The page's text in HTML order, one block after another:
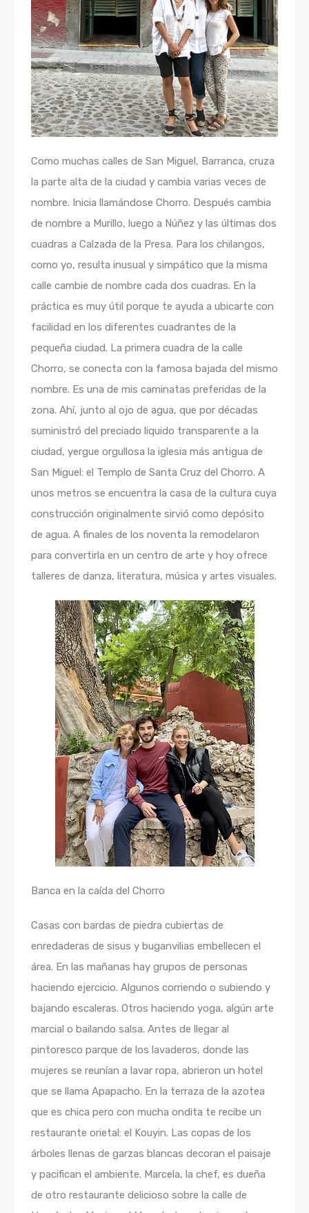
Como muchas calles de San Miguel, Barranca, cruza
la parte alta de la ciudad y cambia varias veces de
nombre. Inicia llamándose Chorro. Después cambia
de nombre a Murillo, luego a Núñez y las últimas dos
cuadras a Calzada de la Presa. Para los chilangos,
como yo, resulta inusual y simpático que la misma
calle cambie de nombre cada dos cuadras. En la
práctica es muy útil porque te ayuda a ubicarte con
facilidad en los diferentes cuadrantes de la
pequeña ciudad. La primera cuadra de la calle
Chorro, se conecta con la famosa bajada del mismo
nombre. Es una de mis caminatas preferidas de la
zona. Ahí, junto al ojo de agua, que por décadas
suministró del preciado liquido transparente a la
ciudad, yergue orgullosa la iglesia más antigua de
San Miguel: el Templo de Santa Cruz del Chorro. A
unos metros se encuentra la casa de la cultura cuya
construcción originalmente sirvió como depósito
de agua. A finales de los noventa la remodelaron
para convertirla en un centro de arte y hoy ofrece
talleres de danza, literatura, música y artes visuales.
Banca en la caída del Chorro
Casas con bardas de piedra cubiertas de
enredaderas de sisus y buganvilias embellecen el
área. En las mañanas hay grupos de personas
haciendo ejercicio. Algunos corriendo o subiendo y
bajando escaleras. Otros haciendo yoga, algún arte
marcial o bailando salsa. Antes de llegar al
pintoresco parque de los lavaderos, donde las
mujeres se reunían a lavar ropa, abrieron un hotel
que se llama Apapacho. En la terraza de la azotea
que es chica pero con mucha ondita te recibe un
restaurante orietal: el Kouyin. Las copas de los
árboles llenas de garzas blancas decoran el paisaje
y pacifican el ambiente. Marcela, la chef, es dueña
de otro restaurante delicioso sobre la calle de